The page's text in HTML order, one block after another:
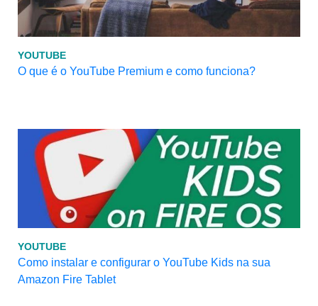
YOUTUBE
O que é o YouTube Premium e como funciona?
YOUTUBE
Como instalar e configurar o YouTube Kids na sua
Amazon Fire Tablet